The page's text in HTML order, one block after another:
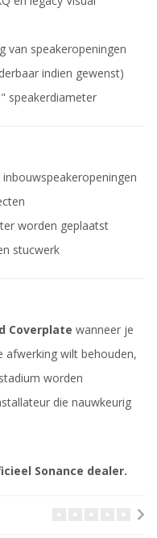
van speakeropeningen
indien gewenst)
speakerdiameter
worden geplaatst
stucwerk
Coverplate wanneer je
afwerking wilt behouden,
worden
die nauwkeurig
Sonance dealer.